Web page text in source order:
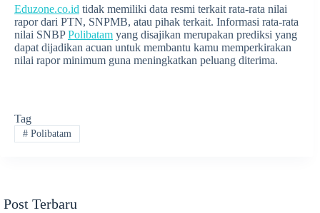
Eduzone.co.id tidak memiliki data resmi terkait rata-rata nilai
rapor dari PTN, SNPMB, atau pihak terkait. Informasi rata-rata
nilai SNBPPolibatam yang disajikan merupakan prediksi yang
dapat dijadikan acuan untuk membantu kamu memperkirakan
nilai rapor minimum guna meningkatkan peluang diterima.
Tag
#Polibatam
Post Terbaru